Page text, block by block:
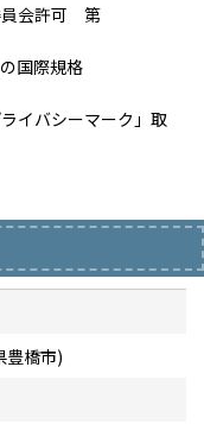
員会許可 第
国際規格
イバシーマーク」取
豊橋市)